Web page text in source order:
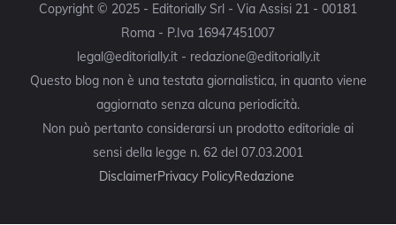
Copyright © 2025 - Editorially Srl - Via Assisi 21 - 00181
Roma - P.Iva 16947451007
legal@editorially.it - redazione@editorially.it
Questo blog non è una testata giornalistica, in quanto viene
aggiornato senza alcuna periodicità.
Non può pertanto considerarsi un prodotto editoriale ai
sensi della legge n. 62 del 07.03.2001
DisclaimerPrivacy PolicyRedazione